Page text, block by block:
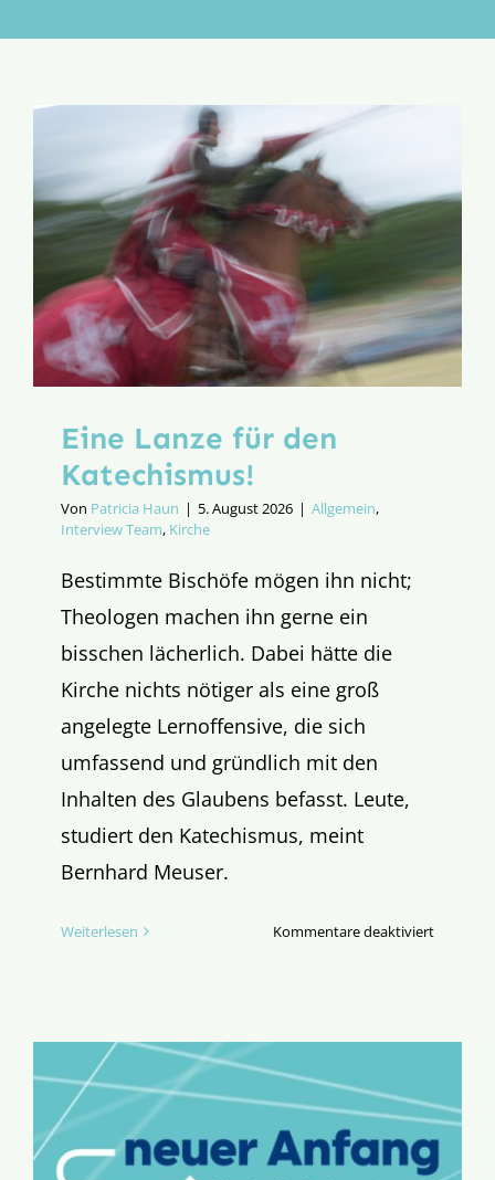
Aktion
Eine Lanze für den
Katechismus!
Von Patricia Haun | 5. August 2026 | Allgemein,
Interview Team, Kirche
Bestimmte Bischöfe mögen ihn nicht;
Theologen machen ihn gerne ein
bisschen lächerlich. Dabei hätte die
Kirche nichts nötiger als eine groß
angelegte Lernoffensive, die sich
umfassend und gründlich mit den
Inhalten des Glaubens befasst. Leute,
studiert den Katechismus, meint
Bernhard Meuser.
Weiterlesen Kommentare deaktiviertfür